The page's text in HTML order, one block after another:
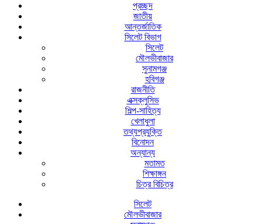
প্রচ্ছদ
জাতীয়
আন্তর্জাতিক
সিলেট বিভাগ
সিলেট
মৌলভীবাজার
সুনামগঞ্জ
হবিগঞ্জ
রাজনীতি
এক্সক্লুসিভ
শিল্প-সাহিত্য
খেলাধুলা
তথ্যপ্রযুক্তি
বিনোদন
অন্যান্য
মতামত
শিক্ষাঙ্গন
চিত্র বিচিত্র
সিলেট
মৌলভীবাজার